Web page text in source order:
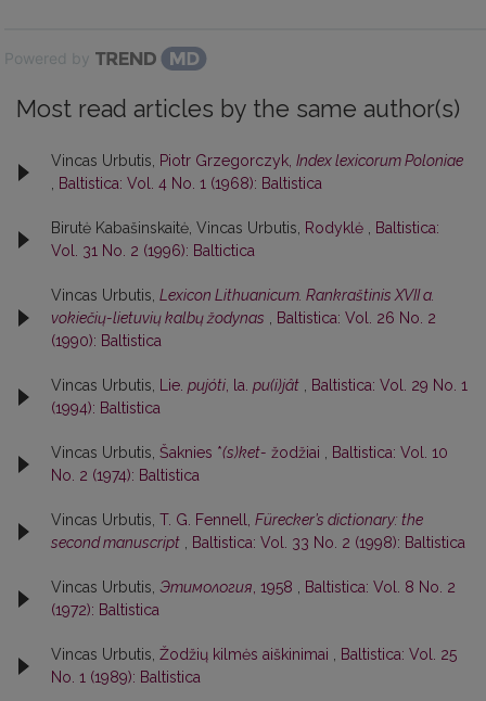
Powered by
Most read articles by the same author(s)
Vincas Urbutis, Piotr Grzegorczyk, Index lexicorum Poloniae
Baltistica: Vol. 4 No. 1 (1968): Baltistica
Birutė Kabašinskaitė, Vincas Urbutis, Rodyklė
Baltistica:
Vol. 31 No. 2 (1996): Baltictica
Vincas Urbutis, Lexicon Lithuanicum. Rankraštinis XVII a.
vokiečių-lietuvių kalbų žodynas
Baltistica: Vol. 26 No. 2
(1990): Baltistica
Vincas Urbutis, Lie. pujóti , la. pu(i)jât
Baltistica: Vol. 29 No. 1
(1994): Baltistica
Vincas Urbutis, Šaknies *(s)ket- žodžiai
Baltistica: Vol. 10
No. 2 (1974): Baltistica
Vincas Urbutis, T. G. Fennell, Fürecker’s dictionary: the
second manuscript
Baltistica: Vol. 33 No. 2 (1998): Baltistica
Vincas Urbutis, Этимология , 1958
Baltistica: Vol. 8 No. 2
(1972): Baltistica
Vincas Urbutis, Žodžių kilmės aiškinimai
Baltistica: Vol. 25
No. 1 (1989): Baltistica